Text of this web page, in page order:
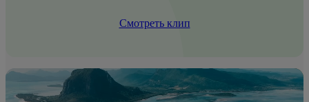
Смотреть клип